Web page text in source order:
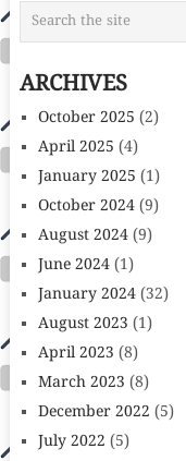
ARCHIVES
October 2025 (2)
April 2025 (4)
January 2025 (1)
October 2024(9)
August 2024(9)
June 2024(1)
January 2024(32)
August 2023 (1)
April 2023 (8)
March 2023 (8)
December 2022 (5)
July 2022 (5)